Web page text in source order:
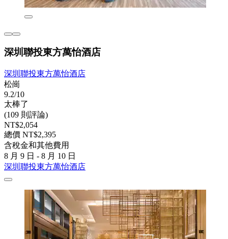
深圳聯投東方萬怡酒店
深圳聯投東方萬怡酒店
松崗
9.2/10
太棒了
(109 則評論)
NT$2,054
總價 NT$2,395
含稅金和其他費用
8 月 9 日 - 8 月 10 日
深圳聯投東方萬怡酒店